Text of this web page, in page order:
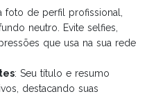
foto de perfil profissional,
neutro. Evite selfies,
que usa na sua rede
: Seu título e resumo
destacando suas